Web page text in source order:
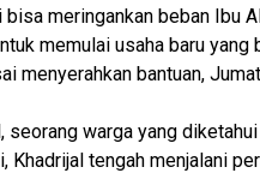
bisa meringankan beban Ibu
memulai usaha baru
menyerahkan bantuan,
seorang warga yang
Khadrijal tengah menjalani